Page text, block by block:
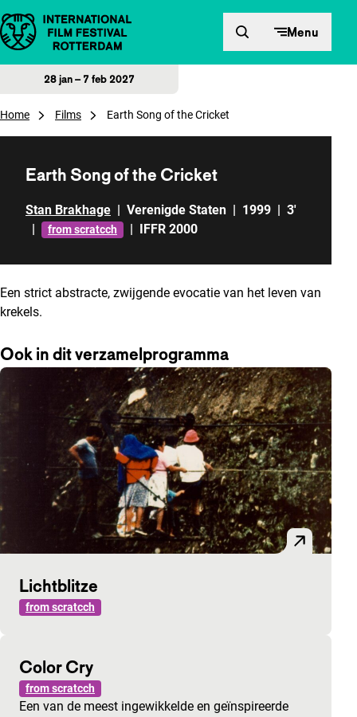
Direct naar inhoud Menu
28 jan – 7 feb 2027
Home Films Earth Song of the Cricket
Earth Song of the Cricket
Stan Brakhage | Verenigde Staten | 1999 | 3'
|
from scratcch | IFFR 2000
Een strict abstracte, zwijgende evocatie van het leven van
krekels.
Ook in dit verzamelprogramma
Lichtblitze
from scratcch
Color Cry
from scratcch
Een van de meest ingewikkelde en geïnspireerde